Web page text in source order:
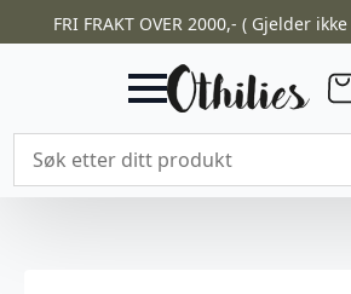
FRI FRAKT OVER 2000,- ( Gjelder